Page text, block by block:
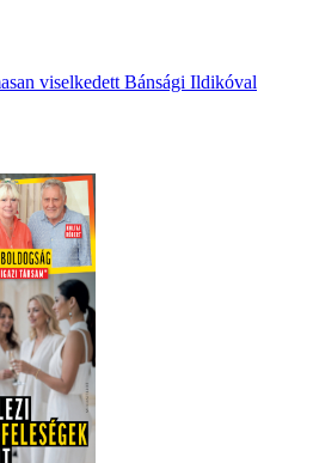
viselkedett Bánsági Ildikóval